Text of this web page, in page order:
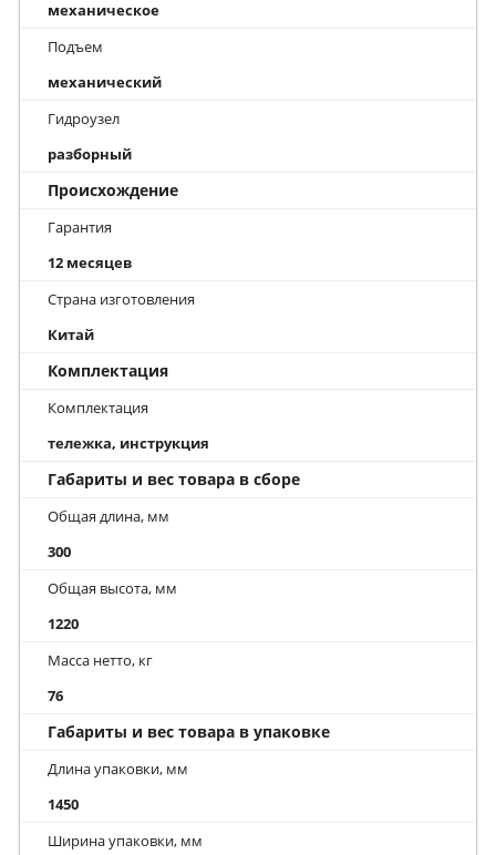
механическое
Подъем
механический
Гидроузел
разборный
Происхождение
Гарантия
12 месяцев
Страна изготовления
Китай
Комплектация
Комплектация
тележка, инструкция
Габариты и вес товара в сборе
Общая длина, мм
300
Общая высота, мм
1220
Масса нетто, кг
76
Габариты и вес товара в упаковке
Длина упаковки, мм
1450
Ширина упаковки, мм